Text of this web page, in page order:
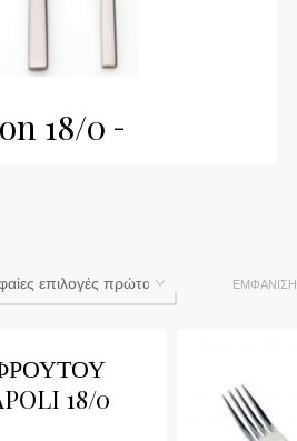
18/0
ΕΜΦΆΝΙΣΗ
18/0